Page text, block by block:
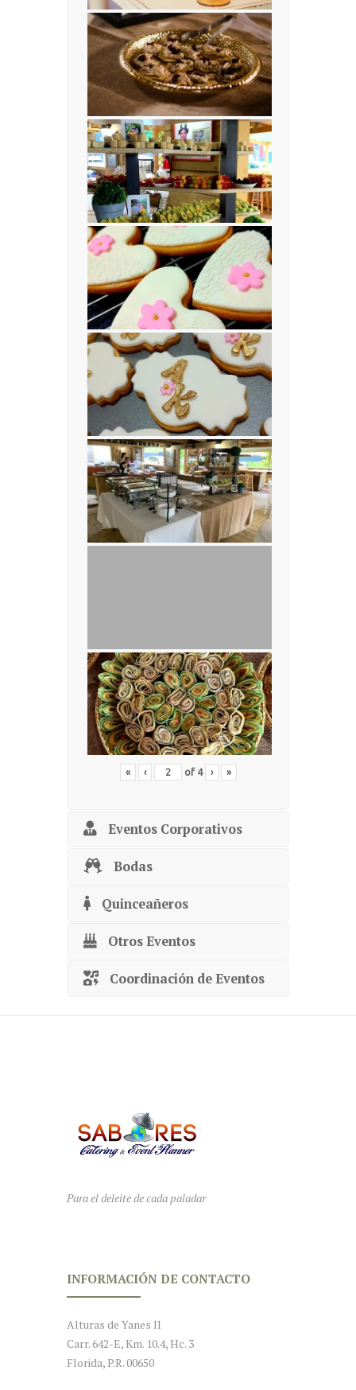
« ‹ of 4 › »
Eventos Corporativos
Bodas
Quinceañeros
Otros Eventos
Coordinación de Eventos
Para el deleite de cada paladar
INFORMACIÓN DE CONTACTO
Alturas de Yanes II
Carr. 642-E, Km. 10.4, Hc. 3
Florida, P.R. 00650